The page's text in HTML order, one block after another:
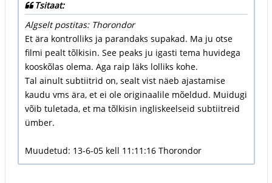
Tsitaat:
Algselt postitas: Thorondor
Et ära kontrolliks ja parandaks supakad. Ma ju otse
filmi pealt tõlkisin. See peaks ju igasti tema huvidega
kooskõlas olema. Aga raip läks lolliks kohe.
Tal ainult subtiitrid on, sealt vist näeb ajastamise
kaudu vms ära, et ei ole originaalile mõeldud. Muidugi
võib tuletada, et ma tõlkisin ingliskeelseid subtiitreid
ümber.
Muudetud: 13-6-05 kell 11:11:16 Thorondor